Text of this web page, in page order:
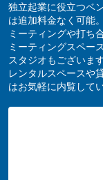
独立起業に役立つベ
は追加料金なく可能
ミーティングや打ち
ミーティングスペー
スタジオもございます
レンタルスペースや
はお気軽に内覧して